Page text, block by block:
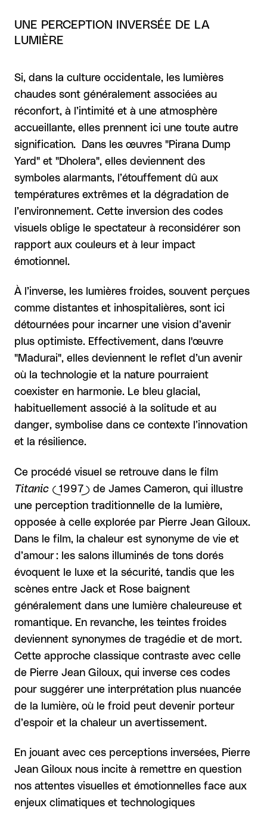
UNE PERCEPTION INVERSÉE DE LA
LUMIÈRE
Si, dans la culture occidentale, les lumières
chaudes sont généralement associées au
réconfort, à l’intimité et à une atmosphère
accueillante, elles prennent ici une toute autre
signification. Dans les œuvres "Pirana Dump
Yard" et "Dholera", elles deviennent des
symboles alarmants, l’étouffement dû aux
températures extrêmes et la dégradation de
l’environnement. Cette inversion des codes
visuels oblige le spectateur à reconsidérer son
rapport aux couleurs et à leur impact
émotionnel.
À l’inverse, les lumières froides, souvent perçues
comme distantes et inhospitalières, sont ici
détournées pour incarner une vision d’avenir
plus optimiste. Effectivement, dans l'œuvre
"Madurai", elles deviennent le reflet d’un avenir
où la technologie et la nature pourraient
coexister en harmonie. Le bleu glacial,
habituellement associé à la solitude et au
danger, symbolise dans ce contexte l’innovation
et la résilience.
Ce procédé visuel se retrouve dans le film
Titanic (1997) de James Cameron, qui illustre
une perception traditionnelle de la lumière,
opposée à celle explorée par Pierre Jean Giloux.
Dans le film, la chaleur est synonyme de vie et
d’amour : les salons illuminés de tons dorés
évoquent le luxe et la sécurité, tandis que les
scènes entre Jack et Rose baignent
généralement dans une lumière chaleureuse et
romantique. En revanche, les teintes froides
deviennent synonymes de tragédie et de mort.
Cette approche classique contraste avec celle
de Pierre Jean Giloux, qui inverse ces codes
pour suggérer une interprétation plus nuancée
de la lumière, où le froid peut devenir porteur
d’espoir et la chaleur un avertissement.
En jouant avec ces perceptions inversées, Pierre
Jean Giloux nous incite à remettre en question
nos attentes visuelles et émotionnelles face aux
enjeux climatiques et technologiques